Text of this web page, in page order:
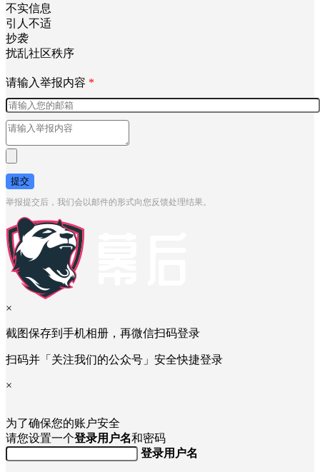
不实信息
引人不适
抄袭
扰乱社区秩序
请输入举报内容 *
提交
举报提交后，我们会以邮件的形式向您反馈处理结果。
×
截图保存到手机相册，再微信扫码登录
扫码并「关注我们的公众号」安全快捷登录
×
为了确保您的账户安全
请您设置一个登录用户名和密码
登录用户名